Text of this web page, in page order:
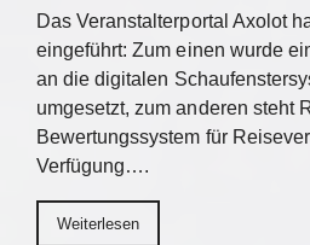
Das Veranstalterportal Axolot
eingeführt: Zum einen wurde
an die digitalen
umgesetzt, zum anderen steht
Bewertungssystem für
Verfügung….
Weiterlesen